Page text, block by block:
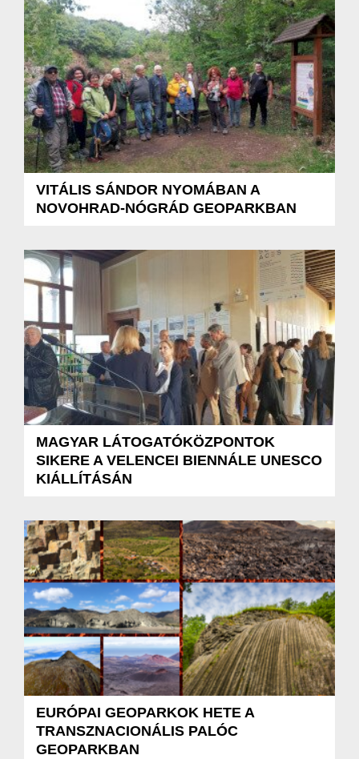
VITÁLIS SÁNDOR NYOMÁBAN A
NOVOHRAD-NÓGRÁD GEOPARKBAN
MAGYAR LÁTOGATÓKÖZPONTOK
SIKERE A VELENCEI BIENNÁLE UNESCO
KIÁLLÍTÁSÁN
EURÓPAI GEOPARKOK HETE A
TRANSZNACIONÁLIS PALÓC
GEOPARKBAN